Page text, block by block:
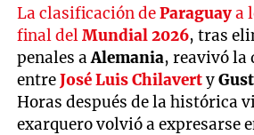
La clasificación deParaguaya
final delMundial 2026, tras
penales aAlemania, reavivó la
entreJosé Luis Chilaverty
Horas después de la histórica
exarquero volvió a expresarse